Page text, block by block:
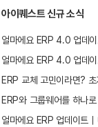
아이퀘스트 신규 소식
얼마에요 ERP 4.0 업데
얼마에요 ERP 4.0 업데
ERP 교체 고민이라면?
ERP와 그룹웨어를 하나
얼마에요 ERP 업데이트